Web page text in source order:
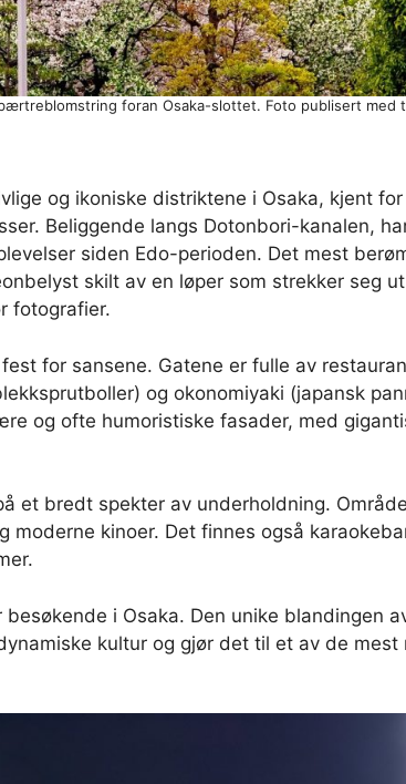
foran Osaka-slottet. Foto publisert med
og ikoniske distriktene i Osaka, kjent
Beliggende langs Dotonbori-kanalen,
siden Edo-perioden. Det mest
skilt av en løper som strekker seg
fotografier.
for sansene. Gatene er fulle av
og okonomiyaki (japansk
og ofte humoristiske fasader, med
et bredt spekter av underholdning.
moderne kinoer. Det finnes også
i Osaka. Den unike blandingen
kultur og gjør det til et av de mest